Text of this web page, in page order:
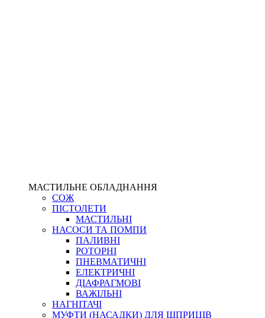
МАСТИЛЬНЕ ОБЛАДНАННЯ
СОЖ
ПІСТОЛЕТИ
МАСТИЛЬНІ
НАСОСИ ТА ПОМПИ
ПАЛИВНІ
РОТОРНІ
ПНЕВМАТИЧНІ
ЕЛЕКТРИЧНІ
ДІАФРАГМОВІ
ВАЖІЛЬНІ
НАГНІТАЧІ
МУФТИ (НАСАДКИ) ДЛЯ ШПРИЦІВ